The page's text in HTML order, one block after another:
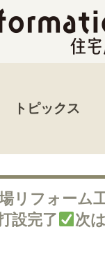
トピックス
リフォーム
設完了
次